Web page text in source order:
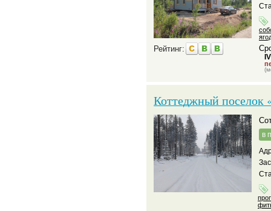
Рейтинг:
Коттеджный поселок
в